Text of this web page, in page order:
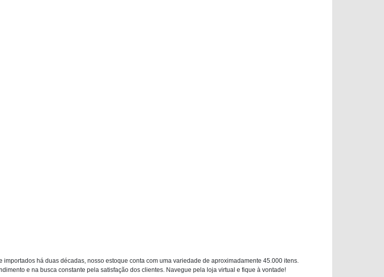
há duas décadas, nosso estoque conta com uma variedade de aproximadamente 45.000 itens.
e na busca constante pela satisfação dos clientes. Navegue pela loja virtual e fique à vontade!